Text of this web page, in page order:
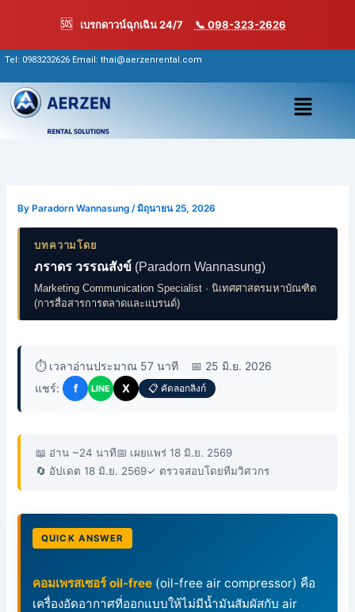
🆘 เบรกดาวน์ฉุกเฉิน 24/7 📞 098-323-2626
content
Tel: 0983232626 Email: thai@aerzenrental.com
เมนู
By Paradorn Wannasung/มิถุนายน 25, 2026
บทความโดย
ภราดร วรรณสังข์ (Paradorn Wannasung)
Marketing Communication Specialist · นิเทศศาสตรมหาบัณฑิต
(การสื่อสารการตลาดและแบรนด์)
⏱️ เวลาอ่านประมาณ 57 นาที
📅 25 มิ.ย. 2026
แชร์:
f LINE X 📋 คัดลอกลิงก์
📖 อ่าน ~24 นาที📅 เผยแพร่ 18 มิ.ย. 2569
🔄 อัปเดต 18 มิ.ย. 2569✓ ตรวจสอบโดยทีมวิศวกร
QUICK ANSWER
คอมเพรสเซอร์ oil-free (oil-free air compressor) คือ
เครื่องอัดอากาศที่ออกแบบให้ไม่มีน้ำมันสัมผัสกับ air